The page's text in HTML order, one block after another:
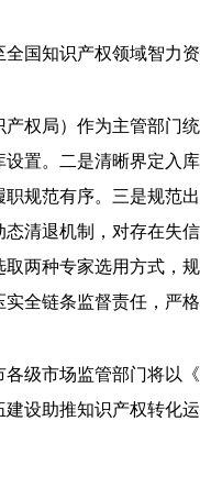
国知识产权领域智力
权局）作为主管部门
置。二是清晰界定入
规范有序。三是规范
清退机制，对存在失
两种专家选用方式，
全链条监督责任，严
级市场监管部门将以
设助推知识产权转化